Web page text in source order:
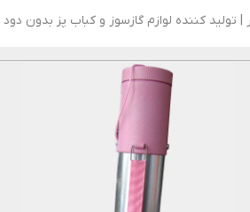
| تولید کننده لوازم گازسوز و کباب پز بدون دود